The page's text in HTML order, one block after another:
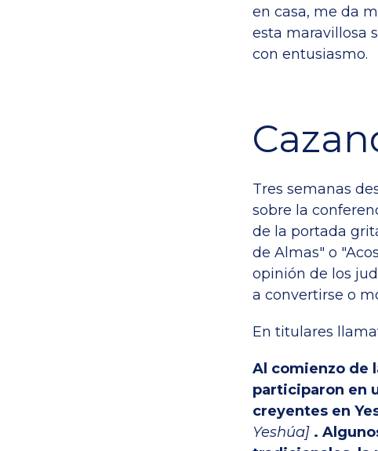
en casa, me da
esta maravillosa
con entusiasmo.
Tres semanas
sobre la
de la portada
de Almas" o
opinión de los
a convertirse o
En titulares
Al comienzo de
participaron en
creyentes en
Yeshúa] .